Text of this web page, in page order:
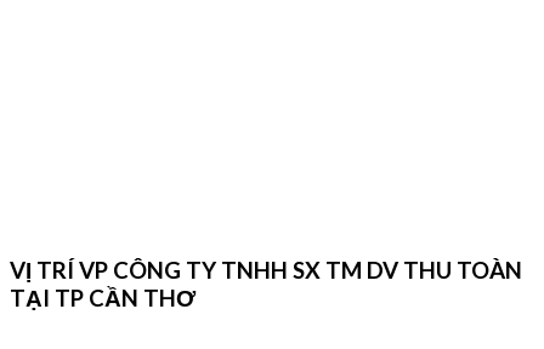
VỊ TRÍ VP CÔNG TY TNHH SX TM DV THU TOÀN
TẠI TP CẦN THƠ